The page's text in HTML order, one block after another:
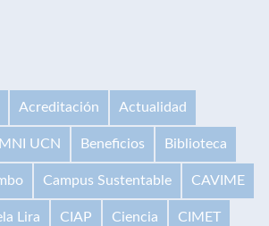
Acreditación Actualidad
UCN Beneficios Biblioteca
Campus Sustentable CAVIME
Lira CIAP Ciencia CIMET